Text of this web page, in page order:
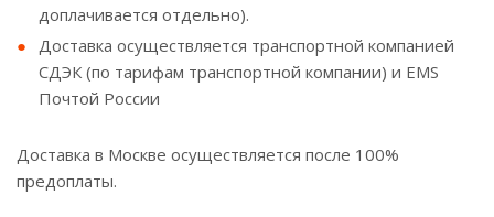
доплачивается отдельно).
Доставка осуществляется транспортной компанией
СДЭК (по тарифам транспортной компании) и EMS
Почтой России
Доставка в Москве осуществляется после 100%
предоплаты.